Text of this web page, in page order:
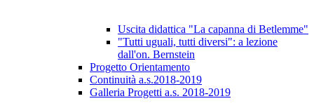
Uscita didattica "La capanna di Betlemme"
"Tutti uguali, tutti diversi": a lezione
dall'on. Bernstein
Progetto Orientamento
Continuità a.s.2018-2019
Galleria Progetti a.s. 2018-2019